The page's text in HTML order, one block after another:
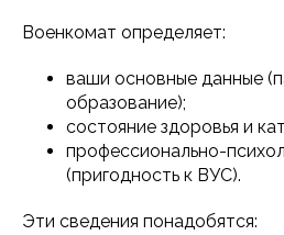
Военкомат определяет:
ваши основные данные
образование);
состояние здоровья и
профессионально-
(пригодность к ВУС).
Эти сведения понадобятся: